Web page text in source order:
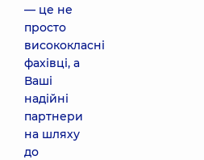
— це не
просто
висококласні
фахівці, а
Ваші
надійні
партнери
на шляху
до